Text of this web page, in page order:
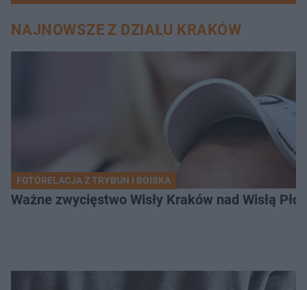
NAJNOWSZE Z DZIAŁU KRAKÓW
FOTORELACJA Z TRYBUN I BOISKA
Ważne zwycięstwo Wisły Kraków nad Wisłą